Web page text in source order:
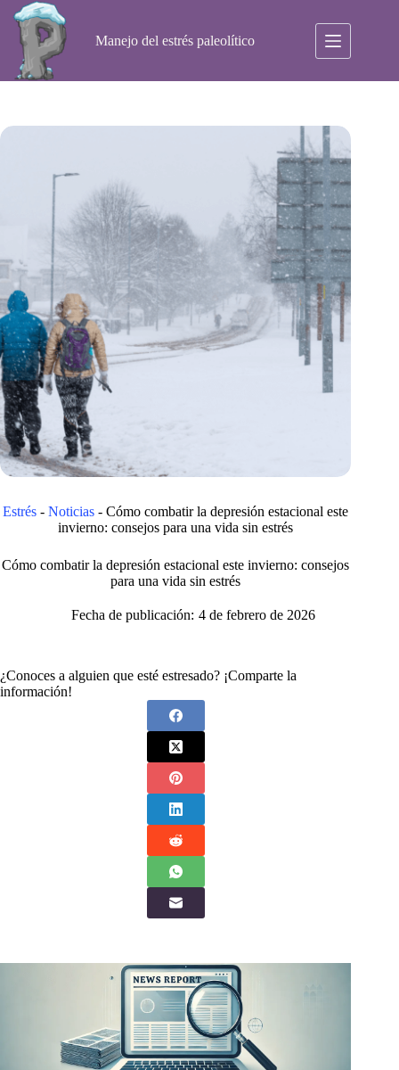
Saltar
contenido
Manejo del estrés paleolítico
Estrés -Noticias -Cómo combatir la depresión estacional este
invierno: consejos para una vida sin estrés
Cómo combatir la depresión estacional este invierno: consejos
para una vida sin estrés
Fecha de publicación: 4 de febrero de 2026
¿Conoces a alguien que esté estresado? ¡Comparte la
información!